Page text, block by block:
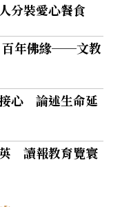
分裝愛心餐食
百年佛緣──文教
心 論述生命延
英 讀報教育覽寰